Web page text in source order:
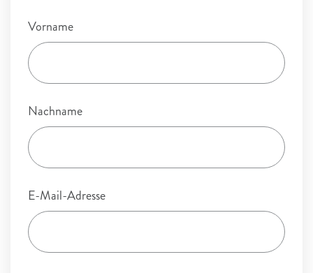
Vorname
Nachname
E-Mail-Adresse